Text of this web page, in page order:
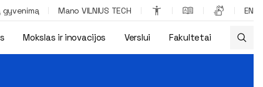
gyvenimą Mano VILNIUS TECH EN
Mokslas ir inovacijos Verslui Fakultetai